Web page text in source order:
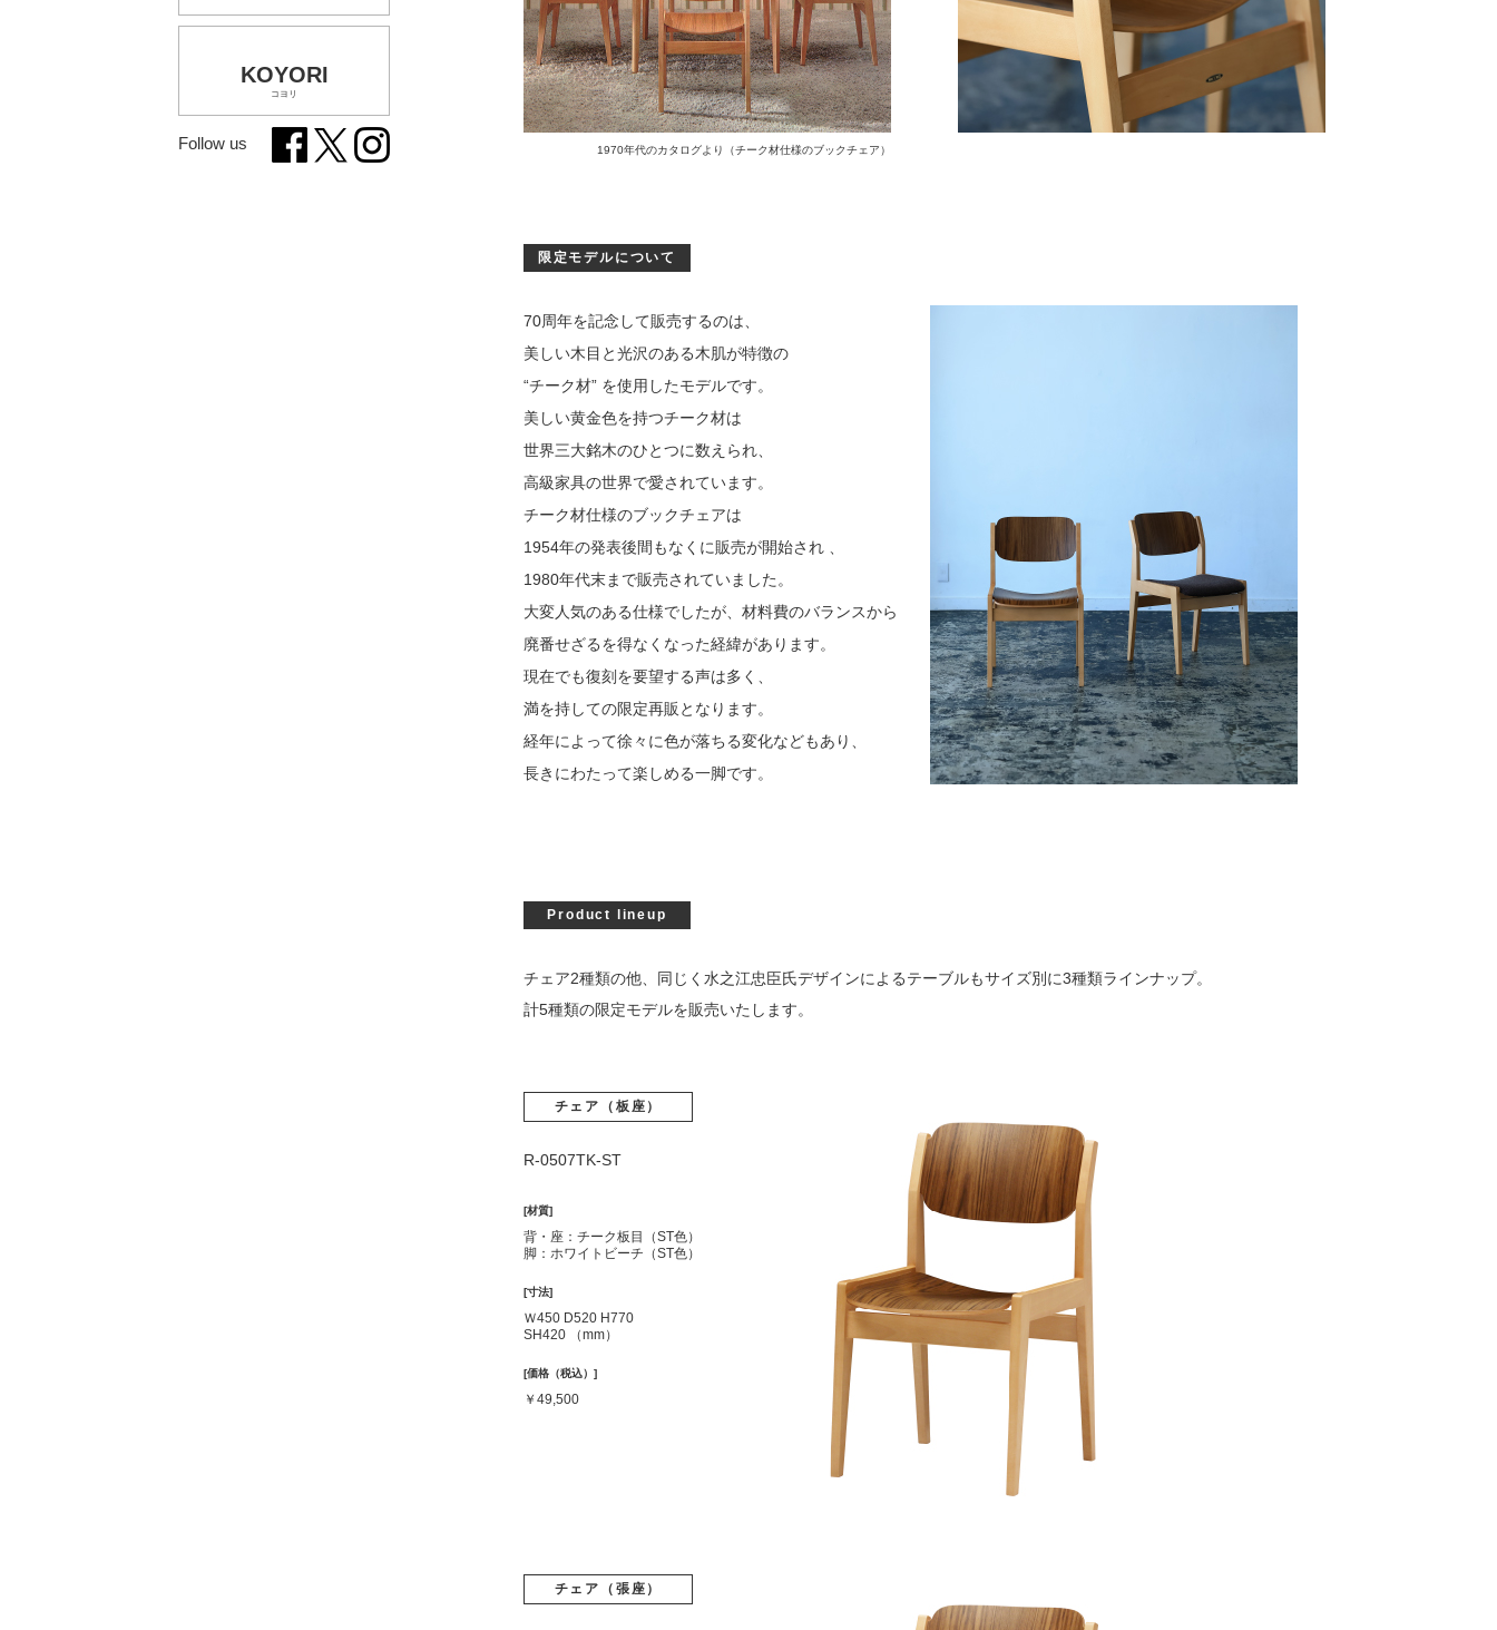
1970年代のカタログより（チーク材仕様のブックチェア）
限定モデルについて
70周年を記念して販売するのは、
美しい木目と光沢のある木肌が特徴の
“チーク材” を使用したモデルです。
美しい黄金色を持つチーク材は
世界三大銘木のひとつに数えられ、
高級家具の世界で愛されています。
チーク材仕様のブックチェアは
1954年の発表後間もなくに販売が開始され 、
1980年代末まで販売されていました。
大変人気のある仕様でしたが、材料費のバランスから
廃番せざるを得なくなった経緯があります。
現在でも復刻を要望する声は多く、
満を持しての限定再販となります。
経年によって徐々に色が落ちる変化などもあり、
長きにわたって楽しめる一脚です。
Product lineup
チェア2種類の他、同じく水之江忠臣氏デザインによるテーブルもサイズ別に3種類ラインナップ。
計5種類の限定モデルを販売いたします。
チェア（板座）
R-0507TK-ST
[材質]
背・座：チーク板目（ST色）
脚：ホワイトビーチ（ST色）
[寸法]
Ｗ450 D520 H770
SH420 （mm）
[価格（税込）]
￥49,500
チェア（張座）
KOYORI
コヨリ
Follow us